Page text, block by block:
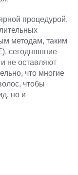
процедурой,
методам, таким
сегодняшние
не оставляют
что многие
чтобы
но и